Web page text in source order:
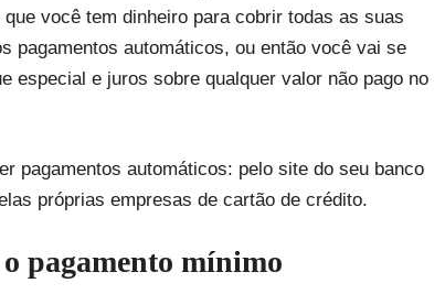
você tem dinheiro para cobrir todas as suas
pagamentos automáticos, ou então você vai se
especial e juros sobre qualquer valor não pago no
pagamentos automáticos: pelo site do seu banco
próprias empresas de cartão de crédito.
pagamento mínimo